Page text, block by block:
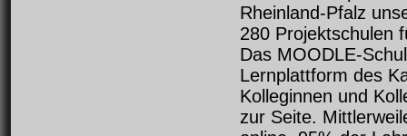
Rheinland-Pfalz
280 Projektschulen
Das MOODLE-
Lernplattform des
Kolleginnen und
zur Seite.